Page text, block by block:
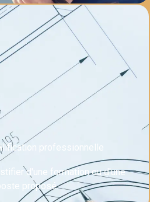
professionnelle
d'une formation ou d'une
proposé.